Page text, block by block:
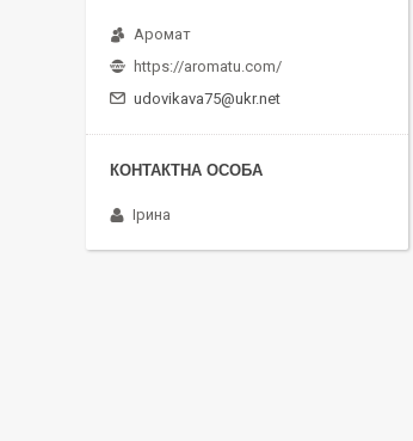
Аромат
https://aromatu.com/
udovikava75@ukr.net
Ірина